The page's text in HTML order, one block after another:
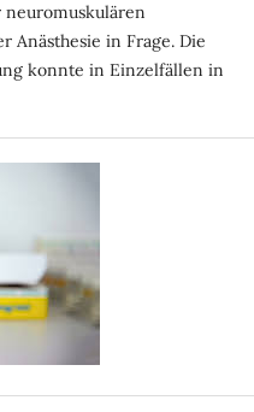
Anästhesie in Frage. Die
konnte in Einzelfällen in